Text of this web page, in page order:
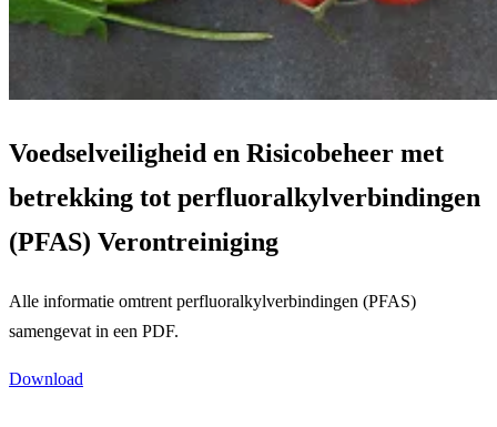
Voedselveiligheid en Risicobeheer met
betrekking tot perfluoralkylverbindingen
(PFAS) Verontreiniging
Alle informatie omtrent perfluoralkylverbindingen (PFAS)
samengevat in een PDF.
Download